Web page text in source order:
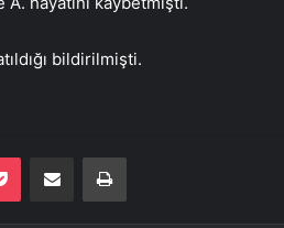
bildirilmişti.
Pocket E-Posta ile paylaş Yazdır